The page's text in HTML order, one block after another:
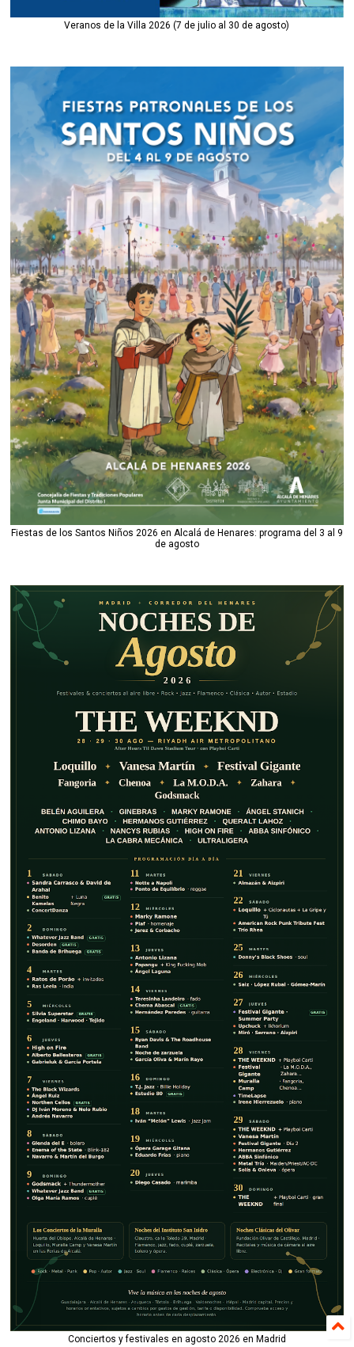
Veranos de la Villa 2026 (7 de julio al 30 de agosto)
Fiestas de los Santos Niños 2026 en Alcalá de Henares: programa del 3 al 9
de agosto
Conciertos y festivales en agosto 2026 en Madrid